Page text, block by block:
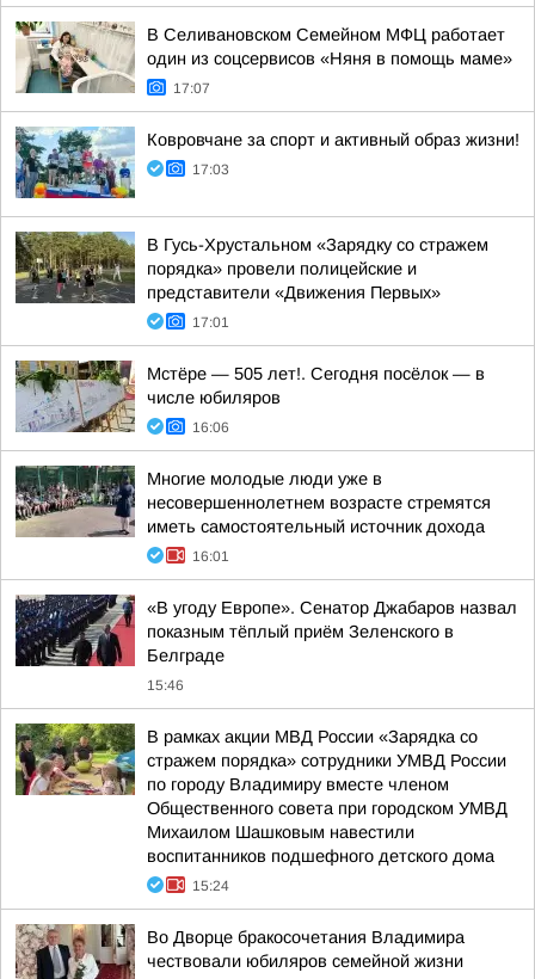
В Селивановском Семейном МФЦ работает
один из соцсервисов «Няня в помощь маме»
17:07
Ковровчане за спорт и активный образ жизни!
17:03
В Гусь-Хрустальном «Зарядку со стражем
порядка» провели полицейские и
представители «Движения Первых»
17:01
Мстёре — 505 лет!. Сегодня посёлок — в
числе юбиляров
16:06
Многие молодые люди уже в
несовершеннолетнем возрасте стремятся
иметь самостоятельный источник дохода
16:01
«В угоду Европе». Сенатор Джабаров назвал
показным тёплый приём Зеленского в
Белграде
15:46
В рамках акции МВД России «Зарядка со
стражем порядка» сотрудники УМВД России
по городу Владимиру вместе членом
Общественного совета при городском УМВД
Михаилом Шашковым навестили
воспитанников подшефного детского дома
15:24
Во Дворце бракосочетания Владимира
чествовали юбиляров семейной жизни